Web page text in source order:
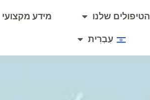
הטיפולים שלנו מידע מקצועי
עִבְרִית